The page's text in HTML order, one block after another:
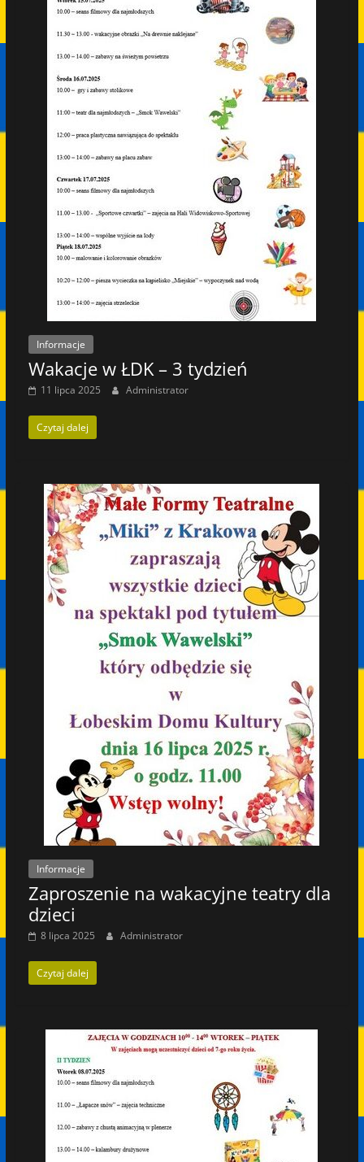
Informacje
Wakacje w ŁDK – 3 tydzień
11 lipca 2025 Administrator
Czytaj dalej
Informacje
Zaproszenie na wakacyjne teatry dla
dzieci
8 lipca 2025 Administrator
Czytaj dalej